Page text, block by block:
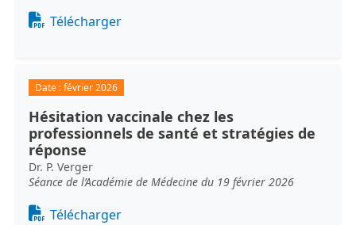
Document
Télécharger
Date :février 2026
Hésitation vaccinale chez les
professionnels de santé et stratégies de
réponse
Dr. P. Verger
Séance de l’Académie de Médecine du 19 février 2026
Document
Télécharger